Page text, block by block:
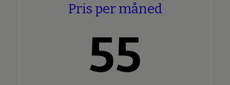
Pris per måned
55